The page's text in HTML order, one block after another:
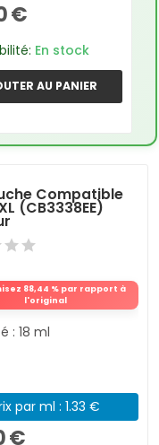
€
En stock
AU PANIER
Compatible
(CB3338EE)
88,44 % par rapport à
l'original
: 18 ml
par ml : 1.33 €
€